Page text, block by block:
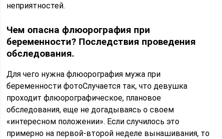
неприятностей.
Чем опасна флюорография при
беременности? Последствия проведения
обследования.
Для чего нужна флюорография мужа при
беременности фотоСлучается так, что девушка
проходит флюорографическое, плановое
обследования, еще не догадываясь о своем
«интересном положении». Если случилось это
примерно на первой-второй неделе вынашивания, то